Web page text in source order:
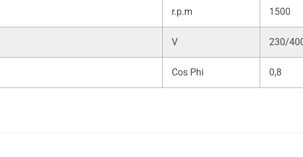
r.p.m 1500
V 230/
Cos Phi 0,8